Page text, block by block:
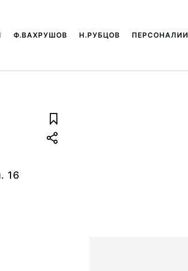
Ф.ВАХРУШОВ Н.РУБЦОВ ПЕРСОНАЛИИ
16